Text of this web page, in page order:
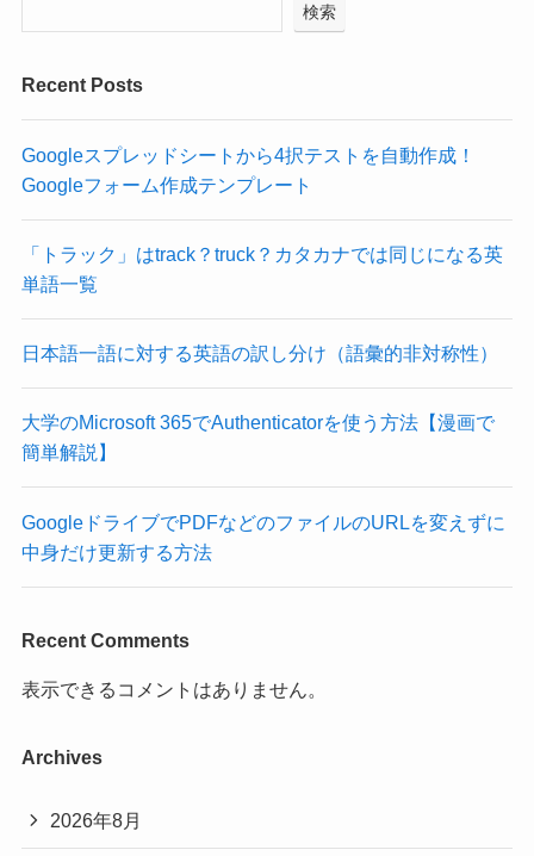
検索
Recent Posts
Googleスプレッドシートから4択テストを自動作成！
Googleフォーム作成テンプレート
「トラック」はtrack？truck？カタカナでは同じになる英
単語一覧
日本語一語に対する英語の訳し分け（語彙的非対称性）
大学のMicrosoft 365でAuthenticatorを使う方法【漫画で
簡単解説】
GoogleドライブでPDFなどのファイルのURLを変えずに
中身だけ更新する方法
Recent Comments
表示できるコメントはありません。
Archives
2026年8月